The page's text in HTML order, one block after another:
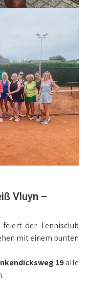
Vluyn –
feiert der Tennisclub
mit einem bunten
19alle